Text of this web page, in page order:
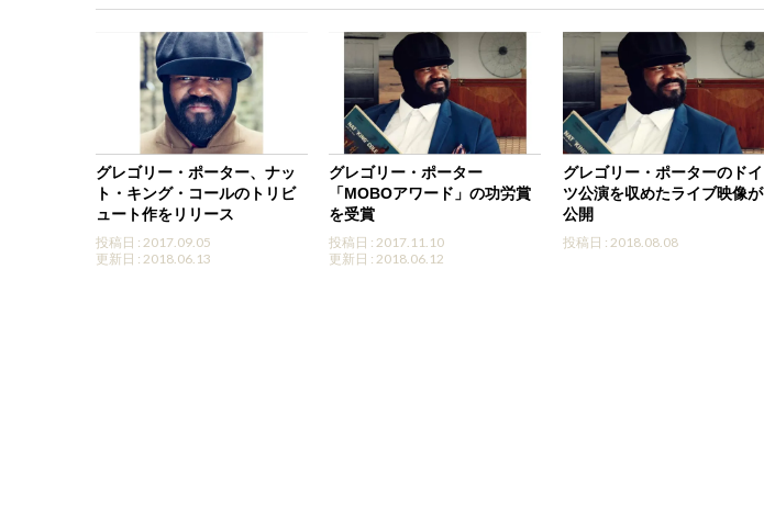
グレゴリー・ポーター、ナッ
ト・キング・コールのトリビ
ュート作をリリース
投稿日 : 2017.09.05
更新日 : 2018.06.13
グレゴリー・ポーター
「MOBOアワード」の功労賞
を受賞
投稿日 : 2017.11.10
更新日 : 2018.06.12
グレゴリー・ポーターのドイ
ツ公演を収めたライブ映像が
公開
投稿日 : 2018.08.08